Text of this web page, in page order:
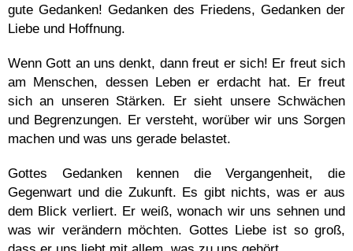
gute Gedanken! Gedanken des Friedens, Gedanken der
Liebe und Hoffnung.
Wenn Gott an uns denkt, dann freut er sich! Er freut sich
am Menschen, dessen Leben er erdacht hat. Er freut
sich an unseren Stärken. Er sieht unsere Schwächen
und Begrenzungen. Er versteht, worüber wir uns Sorgen
machen und was uns gerade belastet.
Gottes Gedanken kennen die Vergangenheit, die
Gegenwart und die Zukunft. Es gibt nichts, was er aus
dem Blick verliert. Er weiß, wonach wir uns sehnen und
was wir verändern möchten. Gottes Liebe ist so groß,